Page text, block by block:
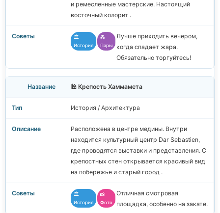
и ремесленные мастерские. Настоящий
восточный колорит .
🏛️
История
💑
Пары
Лучше приходить вечером,
когда спадает жара.
Обязательно торгуйтесь!
🕌 Крепость Хаммамета
История / Архитектура
Расположена в центре медины. Внутри
находится культурный центр Dar Sebastien,
где проводятся выставки и представления. С
крепостных стен открывается красивый вид
на побережье и старый город .
🏛️
История
📸
Фото
Отличная смотровая
площадка, особенно на закате.